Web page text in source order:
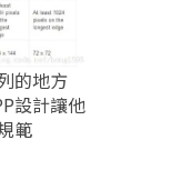
的地方
設計讓他
範